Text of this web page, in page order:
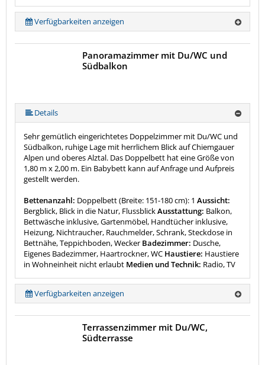
Verfügbarkeiten anzeigen
Panoramazimmer mit Du/WC und
Südbalkon
Details
Sehr gemütlich eingerichtetes Doppelzimmer mit Du/WC und
Südbalkon, ruhige Lage mit herrlichem Blick auf Chiemgauer
Alpen und oberes Alztal. Das Doppelbett hat eine Größe von
1,80 m x 2,00 m. Ein Babybett kann auf Anfrage und Aufpreis
gestellt werden.
Bettenanzahl: Doppelbett (Breite: 151-180 cm): 1 Aussicht:
Bergblick, Blick in die Natur, FlussblickAusstattung: Balkon,
Bettwäsche inklusive, Gartenmöbel, Handtücher inklusive,
Heizung, Nichtraucher, Rauchmelder, Schrank, Steckdose in
Bettnähe, Teppichboden, Wecker Badezimmer: Dusche,
Eigenes Badezimmer, Haartrockner, WC Haustiere: Haustiere
in Wohneinheit nicht erlaubt Medien und Technik: Radio, TV
Verfügbarkeiten anzeigen
Terrassenzimmer mit Du/WC,
Südterrasse